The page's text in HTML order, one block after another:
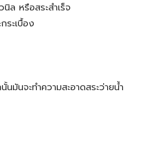
ล หรือสระสำเร็จ
ระเบื้อง
นจะทำความสะอาดสระว่ายน้ำ